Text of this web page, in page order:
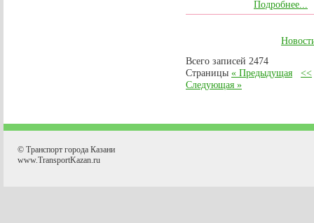
Подробнее...
Всего записей 2474
Страницы « Предыдущая
<<
Следующая »
© Транспорт города Казани
www.TransportKazan.ru